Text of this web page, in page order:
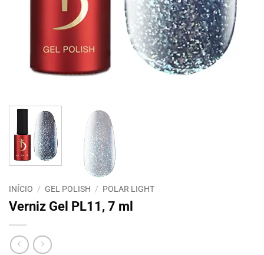
INÍCIO / GEL POLISH / POLAR LIGHT
Verniz Gel PL11, 7 ml